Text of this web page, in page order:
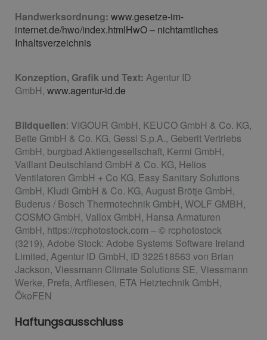
Handwerksordnung: www.gesetze-im-
internet.de/hwo/index.htmlHwO – nichtamtliches
Inhaltsverzeichnis
Konzeption, Grafik und Text: Agentur ID
GmbH, www.agentur-id.de
Bildquellen: VIGOUR GmbH, KEUCO GmbH & Co. KG,
Bette GmbH & Co. KG, Gessi S.p.A., Geberit Vertriebs
GmbH, burgbad Aktiengesellschaft, Kermi GmbH,
Vaillant Deutschland GmbH & Co. KG, Helios
Ventilatoren GmbH + Co KG, Easy Sanitary Solutions
GmbH, Kludi GmbH & Co. KG, August Brötje GmbH,
Buderus / Bosch Thermotechnik GmbH, WOLF GMBH,
COSMO GmbH, Vallox GmbH, Hansa Armaturen
GmbH, https://rcphotostock.com – © rcphotostock
(3219), Adobe Stock: Adobe Systems Software Ireland
Limited, Agentur ID GmbH, ID 322518563 von Brian
Jackson, Viessmann Climate Solutions SE, Viessmann
Werke, Prefa, Artfliesen, ETA Heiztechnik GmbH,
ÖkoFEN
Haftungsausschluss